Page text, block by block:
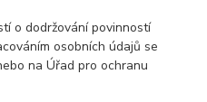
o dodržování povinností
osobních údajů se
na Úřad pro ochranu